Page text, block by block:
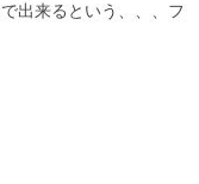
出来るという、、、フ